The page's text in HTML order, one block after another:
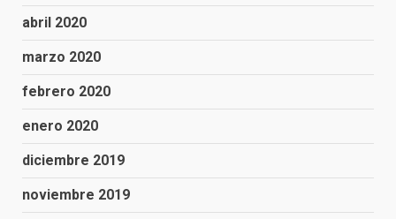
abril 2020
marzo 2020
febrero 2020
enero 2020
diciembre 2019
noviembre 2019